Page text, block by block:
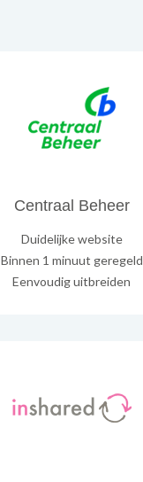
Centraal Beheer
Duidelijke website
Binnen 1 minuut geregeld
Eenvoudig uitbreiden